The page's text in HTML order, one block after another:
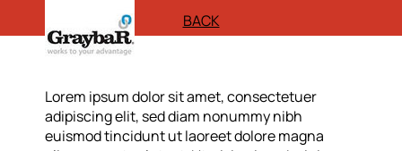
BACK
Lorem ipsum dolor sit amet, consectetuer
adipiscing elit, sed diam nonummy nibh
euismod tincidunt ut laoreet dolore magna